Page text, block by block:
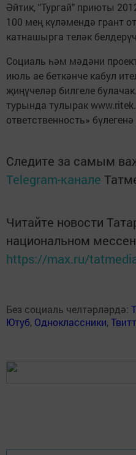
Әйтик, "Тургай" приюты
100 мең күләмендә грант
катнашырга теләк
Социаль һәм мәдәни
июль ае беткәнче кабул
җиңүчеләр билгеле
турында тулырак
ответственность»
Следите за самым
Telegram-канале
Читайте новости
национальном
https://max.ru/
Без социаль челтәрләрдә:
Ютуб, Одноклассники,